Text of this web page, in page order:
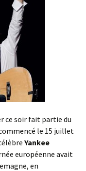
ce soir fait partie du
le 15 juillet
Yankee
européenne avait
en